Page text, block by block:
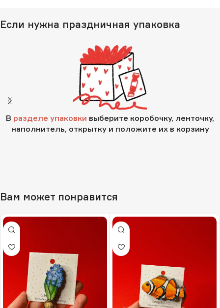
Если нужна праздничная упаковка
В разделе упаковки выберите коробочку, ленточку,
наполнитель, открытку и положите их в корзину
Вам может понравится